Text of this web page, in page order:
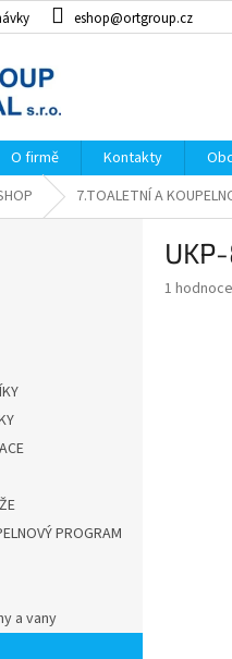
eshop@ortgroup.cz
O firmě Kontakty
7.TOALETNÍ A
PROGRAM
a vany
Průměrné
1